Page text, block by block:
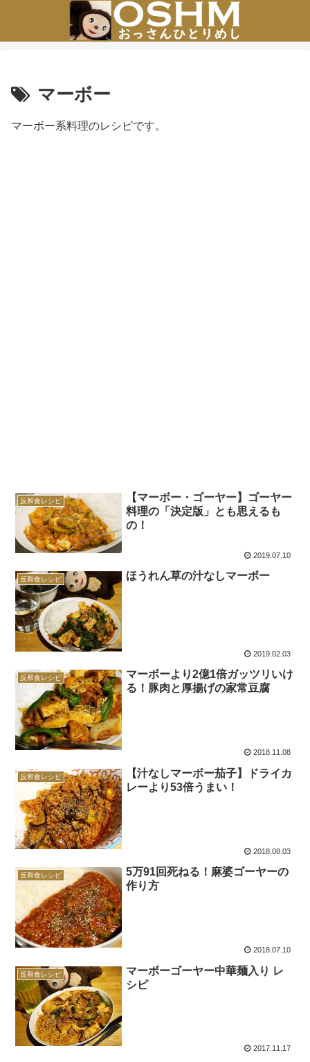
マーボー
マーボー系料理のレシピです。
反和食レシピ
【マーボー・ゴーヤー】ゴーヤー
料理の「決定版」とも思えるも
の！
2019.07.10
反和食レシピ ほうれん草の汁なしマーボー
2019.02.03
反和食レシピ
マーボーより2億1倍ガッツリいけ
る！豚肉と厚揚げの家常豆腐
2018.11.08
反和食レシピ
【汁なしマーボー茄子】ドライカ
レーより53倍うまい！
2018.08.03
反和食レシピ
5万91回死ねる！麻婆ゴーヤーの
作り方
2018.07.10
反和食レシピ
マーボーゴーヤー中華麺入り レ
シピ
2017.11.17